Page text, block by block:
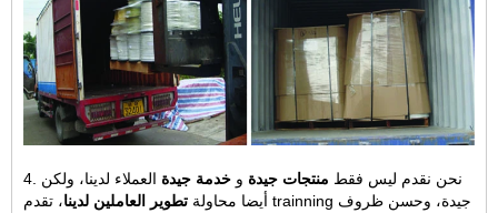
4. نحن نقدم ليس فقط منتجات جيدة و خدمة جيدة العملاء لدينا، ولكن
أيضا محاولة تطوير العاملين لدينا، تقدم trainning جيدة، وحسن ظروف